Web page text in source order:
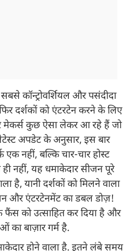
कॉन्ट्रोवर्शियल और पसंदीदा
दर्शकों को एंटरटेन करने के लिए
मेकर्स कुछ ऐसा लेकर आ रहे हैं जो
अपडेट के अनुसार, इस बार
एक नहीं, बल्कि चार-चार होस्ट
नहीं, यह धमाकेदार सीजन पूरे
है, यानी दर्शकों को मिलने वाला
और एंटरटेनमेंट का डबल डोज़!
को उत्साहित कर दिया है और
का बाज़ार गर्म है.
होने वाला है. इतने लंबे समय